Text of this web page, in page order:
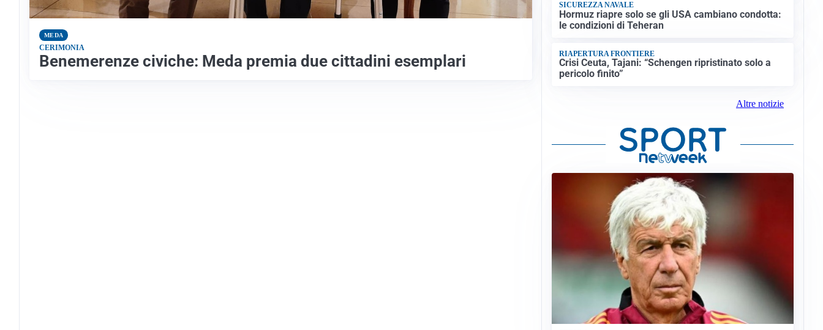
MEDA
CERIMONIA
Benemerenze civiche: Meda premia due cittadini esemplari
SICUREZZA NAVALE
Hormuz riapre solo se gli USA cambiano condotta:
le condizioni di Teheran
RIAPERTURA FRONTIERE
Crisi Ceuta, Tajani: “Schengen ripristinato solo a
pericolo finito”
Altre notizie